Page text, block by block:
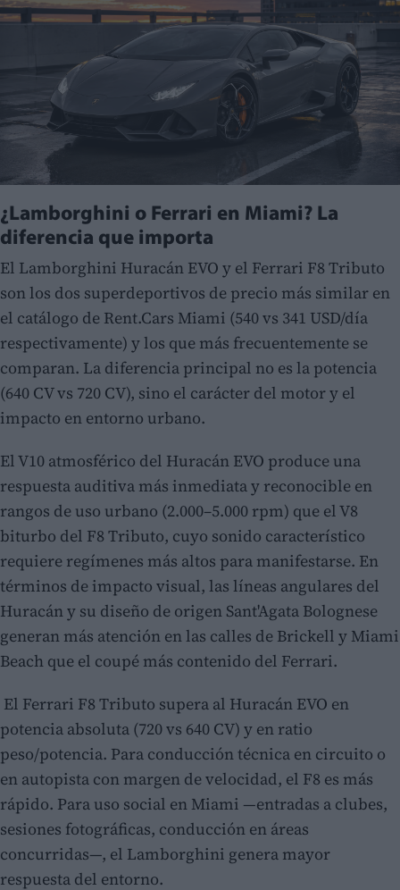
¿Lamborghini o Ferrari en Miami? La
diferencia que importa
El Lamborghini Huracán EVO y el Ferrari F8 Tributo
son los dos superdeportivos de precio más similar en
el catálogo de Rent.Cars Miami (540 vs 341 USD/día
respectivamente) y los que más frecuentemente se
comparan. La diferencia principal no es la potencia
(640 CV vs 720 CV), sino el carácter del motor y el
impacto en entorno urbano.
El V10 atmosférico del Huracán EVO produce una
respuesta auditiva más inmediata y reconocible en
rangos de uso urbano (2.000–5.000 rpm) que el V8
biturbo del F8 Tributo, cuyo sonido característico
requiere regímenes más altos para manifestarse. En
términos de impacto visual, las líneas angulares del
Huracán y su diseño de origen Sant'Agata Bolognese
generan más atención en las calles de Brickell y Miami
Beach que el coupé más contenido del Ferrari.
El Ferrari F8 Tributo supera al Huracán EVO en
potencia absoluta (720 vs 640 CV) y en ratio
peso/potencia. Para conducción técnica en circuito o
en autopista con margen de velocidad, el F8 es más
rápido. Para uso social en Miami —entradas a clubes,
sesiones fotográficas, conducción en áreas
concurridas—, el Lamborghini genera mayor
respuesta del entorno.